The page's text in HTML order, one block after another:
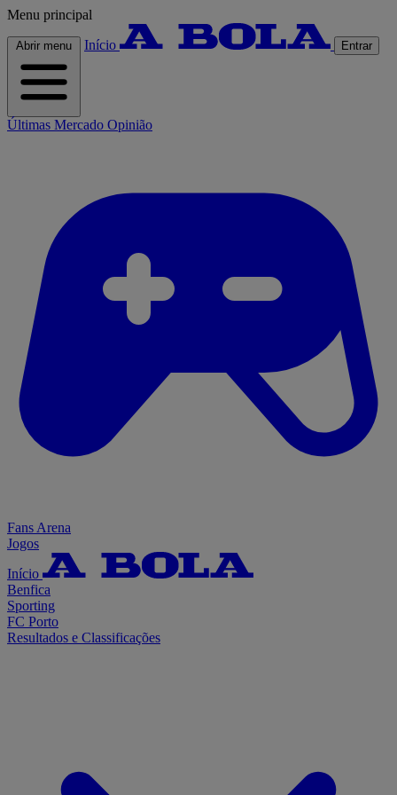
Menu principal
Abrir menu Início Entrar
Últimas Mercado Opinião
Fans Arena
Jogos
Início
Benfica
Sporting
FC Porto
Resultados e Classificações